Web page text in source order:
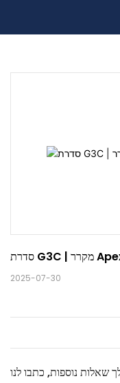
2025-07-30
שאלות נוספות, כתבו לנו